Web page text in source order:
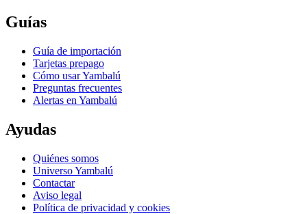
Guías
Guía de importación
Tarjetas prepago
Cómo usar Yambalú
Preguntas frecuentes
Alertas en Yambalú
Ayudas
Quiénes somos
Universo Yambalú
Contactar
Aviso legal
Política de privacidad y cookies